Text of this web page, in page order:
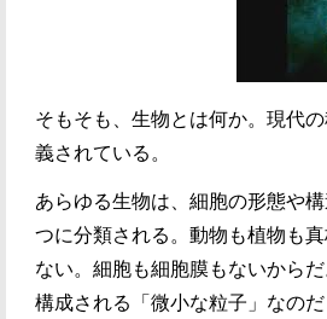
そもそも、生物とは何か。現代
義されている。
あらゆる生物は、細胞の形態や
つに分類される。動物も植物も
ない。細胞も細胞膜もないから
構成される「微小な粒子」なのだ